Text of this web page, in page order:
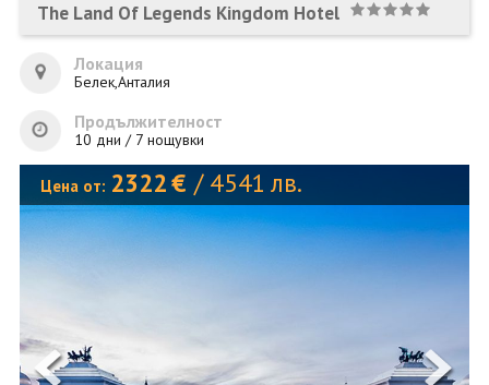
ЕКЗОТИКА
ЕКСКУРЗИИ
ОЩЕ
ЗА НАС
КОНТАКТИ
0700 144 34
The Land Of Legends Kingdom Hotel
Локация
Белек,Анталия
Продължителност
10 дни / 7 нощувки
Цена от: 2322€ / 4541 лв.